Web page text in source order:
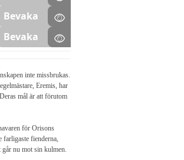
Bevaka
Bevaka
inte missbrukas.
Eremis, har
mål är att förutom
för Orisons
farligaste fienderna,
nu mot sin kulmen.